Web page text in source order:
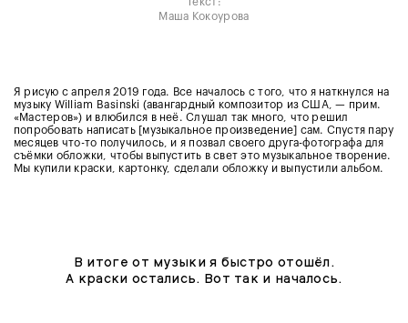
Маша Кокоурова
Я рисую с апреля 2019 года. Все началось с того, что я наткнулся на
музыку William Basinski (авангардный композитор из США, — прим.
«Мастеров») и влюбился в неё. Слушал так много, что решил
попробовать написать [музыкальное произведение] сам. Спустя пару
месяцев что-то получилось, и я позвал своего друга-фотографа для
съёмки обложки, чтобы выпустить в свет это музыкальное творение.
Мы купили краски, картонку, сделали обложку и выпустили альбом.
В итоге от музыки я быстро отошёл.
А краски остались. Вот так и началось.